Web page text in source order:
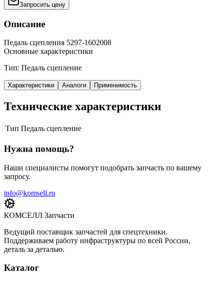
Запросить цену
Описание
Педаль сцепления 5297-1602008
Основные характеристики
Тип: Педаль сцепление
Характеристики Аналоги Применимость
Технические характеристики
Тип Педаль сцепление
Нужна помощь?
Наши специалисты помогут подобрать запчасть по вашему
запросу.
info@komsell.ru
КОМСЕЛЛ Запчасти
Ведущий поставщик запчастей для спецтехники.
Поддерживаем работу инфраструктуры по всей России,
деталь за деталью.
Каталог